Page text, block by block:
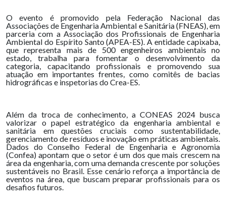
O evento é promovido pela Federação Nacional das
Associações de Engenharia Ambiental e Sanitária (FNEAS), em
parceria com a Associação dos Profissionais de Engenharia
Ambiental do Espírito Santo (APEA-ES). A entidade capixaba,
que representa mais de 500 engenheiros ambientais no
estado, trabalha para fomentar o desenvolvimento da
categoria, capacitando profissionais e promovendo sua
atuação em importantes frentes, como comitês de bacias
hidrográficas e inspetorias do Crea-ES.
Além da troca de conhecimento, a CONEAS 2024 busca
valorizar o papel estratégico da engenharia ambiental e
sanitária em questões cruciais como sustentabilidade,
gerenciamento de resíduos e inovação em práticas ambientais.
Dados do Conselho Federal de Engenharia e Agronomia
(Confea) apontam que o setor é um dos que mais crescem na
área da engenharia, com uma demanda crescente por soluções
sustentáveis no Brasil. Esse cenário reforça a importância de
eventos na área, que buscam preparar profissionais para os
desafios futuros.